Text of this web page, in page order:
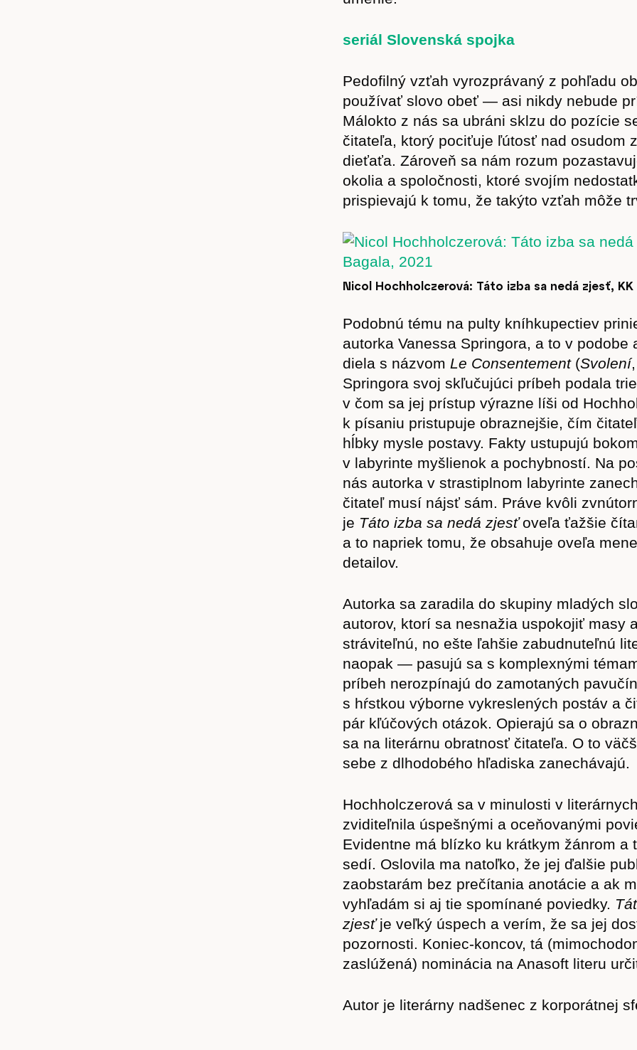
Časopis
Hostcast
Obchod
seriál Slovenská spojka
Pedofilný vzťah vyrozprávaný z pohľadu
používať slovo obeť — asi nikdy nebude
Málokto z nás sa ubráni sklzu do pozície
čitateľa, ktorý pociťuje ľútosť nad osudom
dieťaťa. Zároveň sa nám rozum
okolia a spoločnosti, ktoré svojím
prispievajú k tomu, že takýto vzťah môže
Nicol Hochholczerová: Táto izba sa nedá zjesť, KK
Podobnú tému na pulty kníhkupectiev
autorka Vanessa Springora, a to v podobe
diela s názvom Le Consentement(Svolení
Springora svoj skľučujúci príbeh podala
v čom sa jej prístup výrazne líši od
k písaniu pristupuje obraznejšie, čím
hĺbky mysle postavy. Fakty ustupujú
v labyrinte myšlienok a pochybností. Na
nás autorka v strastiplnom labyrinte
čitateľ musí nájsť sám. Práve kvôli
je Táto izba sa nedá zjesťoveľa ťažšie
a to napriek tomu, že obsahuje oveľa
detailov.
Autorka sa zaradila do skupiny mladých
autorov, ktorí sa nesnažia uspokojiť masy
stráviteľnú, no ešte ľahšie zabudnuteľnú
naopak — pasujú sa s komplexnými
príbeh nerozpínajú do zamotaných
s hŕstkou výborne vykreslených postáv a
pár kľúčových otázok. Opierajú sa o
sa na literárnu obratnosť čitateľa. O to
sebe z dlhodobého hľadiska zanechávajú.
Hochholczerová sa v minulosti v
zviditeľnila úspešnými a oceňovanými
Evidentne má blízko ku krátkym žánrom a
sedí. Oslovila ma natoľko, že jej ďalšie
zaobstarám bez prečítania anotácie a ak
vyhľadám si aj tie spomínané poviedky.
zjesťje veľký úspech a verím, že sa jej
pozornosti. Koniec-koncov, tá
zaslúžená) nominácia na Anasoft literu
Autor je literárny nadšenec z korporátnej